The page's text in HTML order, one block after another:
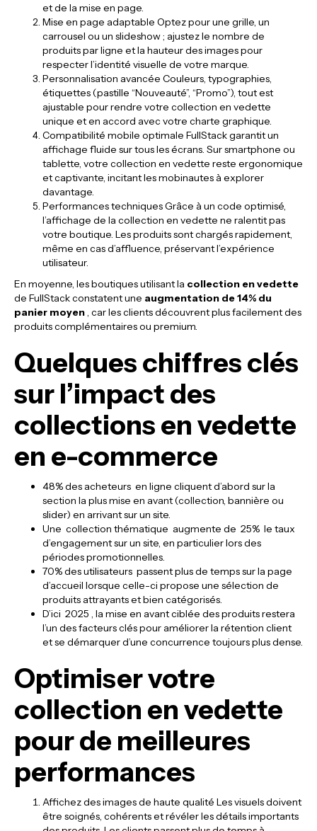
et de la mise en page.
Mise en page adaptable Optez pour une grille, un
carrousel ou un slideshow ; ajustez le nombre de
produits par ligne et la hauteur des images pour
respecter l’identité visuelle de votre marque.
Personnalisation avancée Couleurs, typographies,
étiquettes (pastille “Nouveauté”, “Promo”), tout est
ajustable pour rendre votre collection en vedette
unique et en accord avec votre charte graphique.
Compatibilité mobile optimale FullStack garantit un
affichage fluide sur tous les écrans. Sur smartphone ou
tablette, votre collection en vedette reste ergonomique
et captivante, incitant les mobinautes à explorer
davantage.
Performances techniques Grâce à un code optimisé,
l’affichage de la collection en vedette ne ralentit pas
votre boutique. Les produits sont chargés rapidement,
même en cas d’affluence, préservant l’expérience
utilisateur.
En moyenne, les boutiques utilisant la collection en vedette
de FullStack constatent une augmentation de 14% du
panier moyen, car les clients découvrent plus facilement des
produits complémentaires ou premium.
Quelques chiffres clés
sur l’impact des
collections en vedette
en e-commerce
48% des acheteurs en ligne cliquent d’abord sur la
section la plus mise en avant (collection, bannière ou
slider) en arrivant sur un site.
Une collection thématique augmente de 25% le taux
d’engagement sur un site, en particulier lors des
périodes promotionnelles.
70% des utilisateurs passent plus de temps sur la page
d’accueil lorsque celle-ci propose une sélection de
produits attrayants et bien catégorisés.
D’ici 2025 , la mise en avant ciblée des produits restera
l’un des facteurs clés pour améliorer la rétention client
et se démarquer d’une concurrence toujours plus dense.
Optimiser votre
collection en vedette
pour de meilleures
performances
Affichez des images de haute qualité Les visuels doivent
être soignés, cohérents et révéler les détails importants